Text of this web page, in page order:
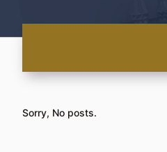
Sorry, No posts.